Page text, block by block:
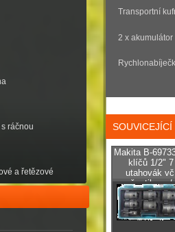
ráčnou
a řetězové
Transportní
2 x
Makita B-
klíčů 1/2"
utahovák
šestihran /